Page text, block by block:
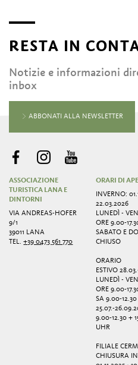
RESTA IN
Notizie e informazioni
inbox
ABBONATI ALLA NEWSLETTER
ASSOCIAZIONE
TURISTICA LANA E
DINTORNI
VIA ANDREAS-HOFER
9/1
39011 LANA
TEL.+39 0473 561 770
ORARI DI
INVERNO:
22.03.2026
LUNEDÌ -
ORE 9.00-
SABATO E
CHIUSO
ORARIO
ESTIVO
LUNEDÌ -
ORE 9.00-
SA 9.00-
25.07.-
9.00-12.30 +
UHR
FILIALE
CHIUSURA